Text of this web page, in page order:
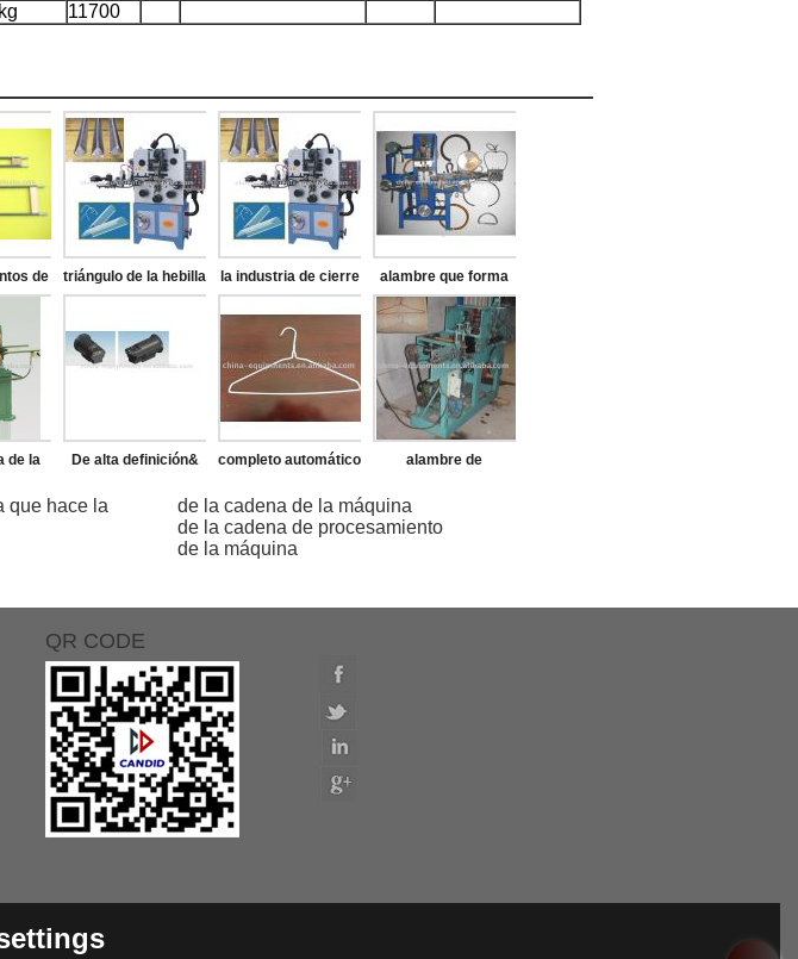
kg 11700
de triángulo de la hebilla la industria de cierre
de la correa que
hace la máquina
alambre que forma
la máquina
de la De alta definición&
de alta resolución de
completo automático
de alambre de
suspensión de la
alambre de
suspensión de la
ropa de la máquina
que hace la
de la cadena de la máquina
de la cadena de procesamiento
de la máquina
QR CODE